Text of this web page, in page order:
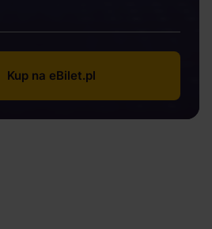
Kup na eBilet.pl